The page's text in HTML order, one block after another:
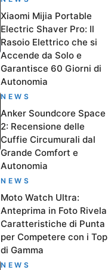
Xiaomi Mijia Portable
Electric Shaver Pro: Il
Rasoio Elettrico che si
Accende da Solo e
Garantisce 60 Giorni di
Autonomia
NEWS
Anker Soundcore Space
2: Recensione delle
Cuffie Circumurali dal
Grande Comfort e
Autonomia
NEWS
Moto Watch Ultra:
Anteprima in Foto Rivela
Caratteristiche di Punta
per Competere con i Top
di Gamma
NEWS